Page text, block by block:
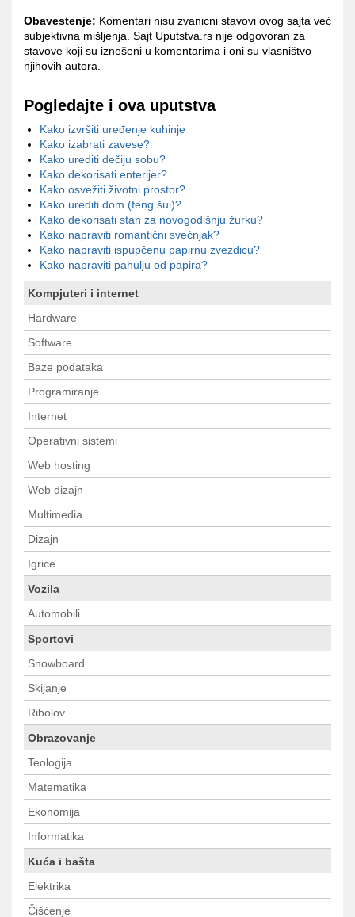
Obavestenje: Komentari nisu zvanicni stavovi ovog sajta već
subjektivna mišljenja. Sajt Uputstva.rs nije odgovoran za
stavove koji su iznešeni u komentarima i oni su vlasništvo
njihovih autora.
Pogledajte i ova uputstva
Kako izvršiti uređenje kuhinje
Kako izabrati zavese?
Kako urediti dečiju sobu?
Kako dekorisati enterijer?
Kako osvežiti životni prostor?
Kako urediti dom (feng šui)?
Kako dekorisati stan za novogodišnju žurku?
Kako napraviti romantični svećnjak?
Kako napraviti ispupčenu papirnu zvezdicu?
Kako napraviti pahulju od papira?
Kompjuteri i internet
Hardware
Software
Baze podataka
Programiranje
Internet
Operativni sistemi
Web hosting
Web dizajn
Multimedia
Dizajn
Igrice
Vozila
Automobili
Sportovi
Snowboard
Skijanje
Ribolov
Obrazovanje
Teologija
Matematika
Ekonomija
Informatika
Kuća i bašta
Elektrika
Čišćenje